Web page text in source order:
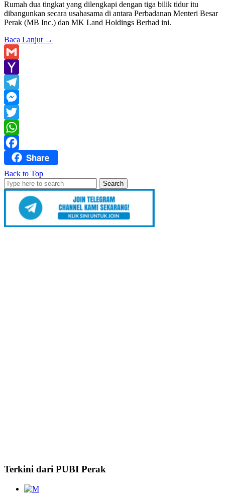
Rumah dua tingkat yang dilengkapi dengan tiga bilik tidur itu
dibangunkan secara usahasama di antara Perbadanan Menteri Besar
Perak (MB Inc.) dan MK Land Holdings Berhad ini.
Baca Lanjut →
Gmail
Yahoo
Mail
Telegram
Messenger
Twitter
WhatsApp
FacebookShare
Back to Top
Search
for:
Terkini dari PUBI Perak